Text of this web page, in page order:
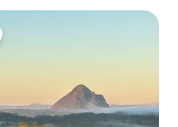
les plus aimés